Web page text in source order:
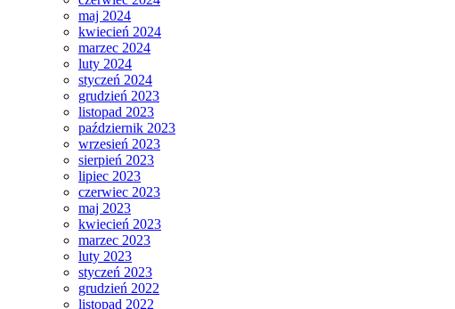
maj 2024
kwiecień 2024
marzec 2024
luty 2024
styczeń 2024
grudzień 2023
listopad 2023
październik 2023
wrzesień 2023
sierpień 2023
lipiec 2023
czerwiec 2023
maj 2023
kwiecień 2023
marzec 2023
luty 2023
styczeń 2023
grudzień 2022
listopad 2022